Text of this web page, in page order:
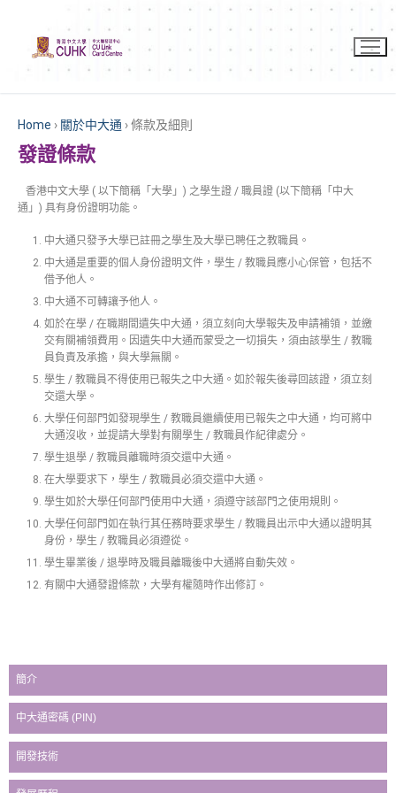
Home › 關於中大通 ›條款及細則
發證條款
香港中文大學 ( 以下簡稱「大學」) 之學生證 / 職員證 (以下簡稱「中大
通」) 具有身份證明功能。
中大通只發予大學已註冊之學生及大學已聘任之教職員。
中大通是重要的個人身份證明文件，學生 / 教職員應小心保管，包括不
借予他人。
中大通不可轉讓予他人。
如於在學 / 在職期間遺失中大通，須立刻向大學報失及申請補領，並繳
交有關補領費用。因遺失中大通而蒙受之一切損失，須由該學生 / 教職
員負責及承擔，與大學無關。
學生 / 教職員不得使用已報失之中大通。如於報失後尋回該證，須立刻
交還大學。
大學任何部門如發現學生 / 教職員繼續使用已報失之中大通，均可將中
大通沒收，並提請大學對有關學生 / 教職員作紀律處分。
學生退學 / 教職員離職時須交還中大通。
在大學要求下，學生 / 教職員必須交還中大通。
學生如於大學任何部門使用中大通，須遵守該部門之使用規則。
大學任何部門如在執行其任務時要求學生 / 教職員出示中大通以證明其
身份，學生 / 教職員必須遵從。
學生畢業後 / 退學時及職員離職後中大通將自動失效。
有關中大通發證條款，大學有權隨時作出修訂。
簡介
中大通密碼 (PIN)
開發技術